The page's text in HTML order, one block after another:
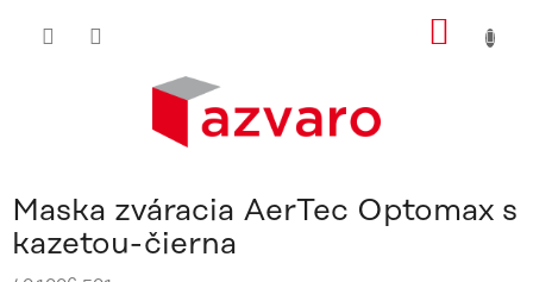
Maska zváracia AerTec Optomax s
kazetou-čierna